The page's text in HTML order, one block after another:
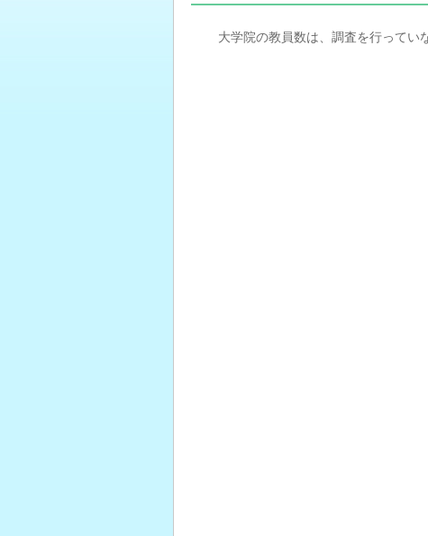
大学院の教員数は、調査を行ってい